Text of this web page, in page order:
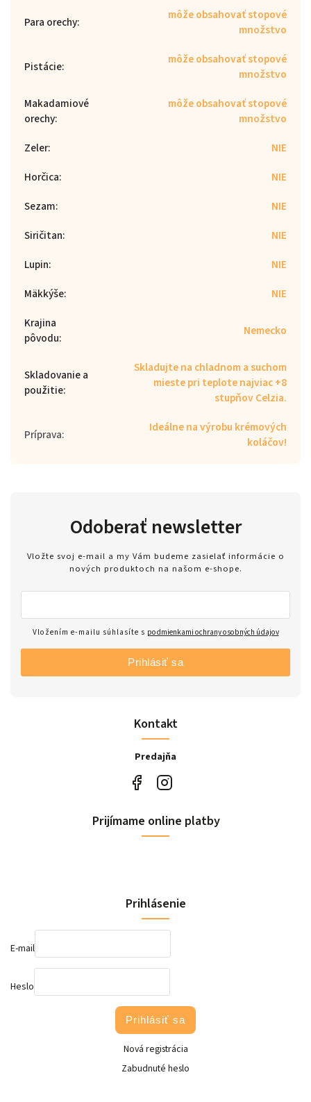
Para orechy:
môže obsahovať stopové
množstvo
Pistácie:
môže obsahovať stopové
množstvo
Makadamiové
orechy:
môže obsahovať stopové
množstvo
Zeler:
NIE
Horčica:
NIE
Sezam:
NIE
Siričitan:
NIE
Lupin:
NIE
Mäkkýše:
NIE
Krajina
pôvodu: Nemecko
Skladovanie a
použitie:
Skladujte na chladnom a suchom
mieste pri teplote najviac +8
stupňov Celzia.
Príprava:
Ideálne na výrobu krémových
koláčov!
Kontakt
Predajňa
Odoberať newsletter
Vložte svoj e-mail a my Vám budeme zasielať informácie o
nových produktoch na našom e-shope.
Vložením e-mailu súhlasíte s podmienkami ochrany osobných údajov
Prihlásiť sa
Prijímame online platby
Prihlásenie
E-mail
Heslo
Prihlásiť sa
Nová registrácia
Zabudnuté heslo